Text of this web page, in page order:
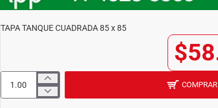
TAPA TANQUE CUADRADA 85 x 85
COMPRAR